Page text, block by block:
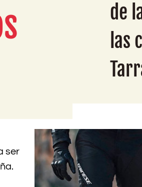
de
las
ser